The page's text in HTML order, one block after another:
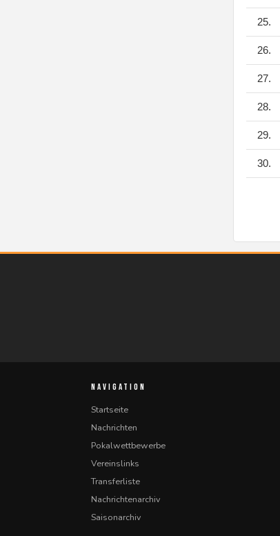
25.
26.
27.
28.
29.
30.
NAVIGATION
Startseite
Nachrichten
Pokalwettbewerbe
Vereinslinks
Transferliste
Nachrichtenarchiv
Saisonarchiv